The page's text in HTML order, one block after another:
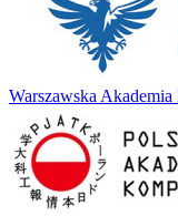
Warszawska